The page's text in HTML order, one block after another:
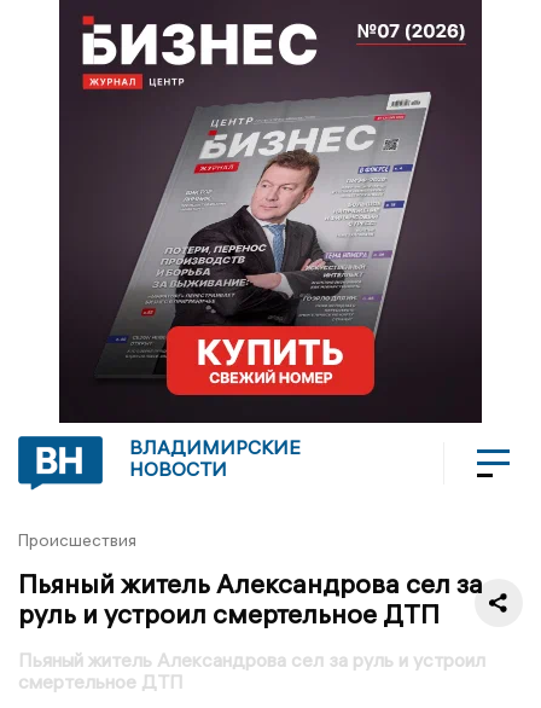
ВЛАДИМИРСКИЕ
НОВОСТИ
Происшествия
Пьяный житель Александрова сел за
руль и устроил смертельное ДТП
Пьяный житель Александрова сел за руль и устроил
смертельное ДТП